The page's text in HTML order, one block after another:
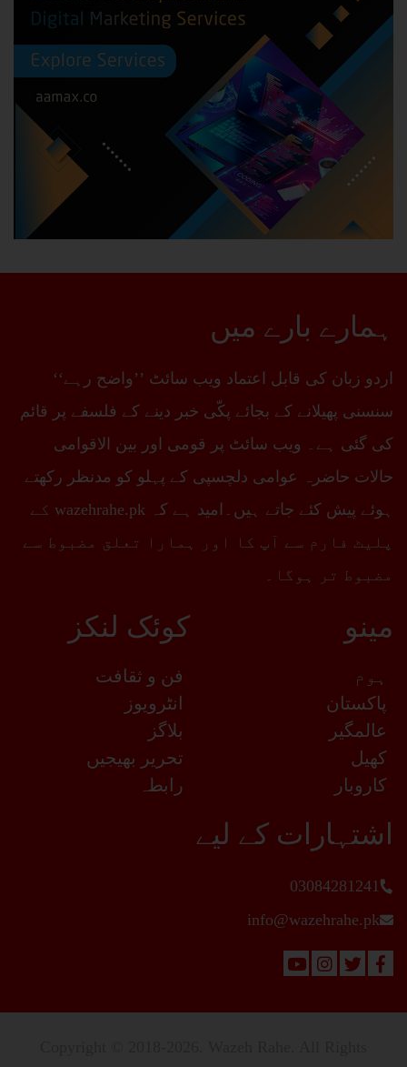
ہمارے بارے میں
اردو زبان کی قابل اعتماد ویب سائٹ ’’واضح رہے‘‘
سنسنی پھیلانے کے بجائے پکّی خبر دینے کے فلسفے پر قائم
کی گئی ہے۔ ویب سائٹ پر قومی اور بین الاقوامی
حالات حاضرہ عوامی دلچسپی کے پہلو کو مدنظر رکھتے
ہوئے پیش کئے جاتے ہیں۔امید ہے کہ wazehrahe.pk کے
پلیٹ فارم سے آپ کا اور ہمارا تعلق مضبوط سے
مضبوط تر ہوگا۔
مینو
ہوم
پاکستان
عالمگیر
کھیل
کاروبار
کوئک لنکز
فن و ثقافت
انٹرویوز
بلاگز
تحریر بھیجیں
رابطہ
اشتہارات کے لیے
03084281241
info@wazehrahe.pk